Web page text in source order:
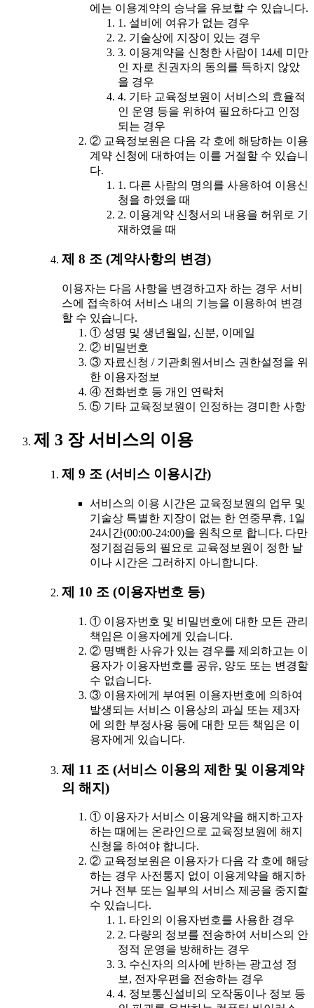
에는 이용계약의 승낙을 유보할 수 있습니다.
1. 설비에 여유가 없는 경우
2. 기술상에 지장이 있는 경우
3. 이용계약을 신청한 사람이 14세 미만
인 자로 친권자의 동의를 득하지 않았
을 경우
4. 기타 교육정보원이 서비스의 효율적
인 운영 등을 위하여 필요하다고 인정
되는 경우
② 교육정보원은 다음 각 호에 해당하는 이용
계약 신청에 대하여는 이를 거절할 수 있습니
다.
1. 다른 사람의 명의를 사용하여 이용신
청을 하였을 때
2. 이용계약 신청서의 내용을 허위로 기
재하였을 때
제 8 조 (계약사항의 변경)
이용자는 다음 사항을 변경하고자 하는 경우 서비
스에 접속하여 서비스 내의 기능을 이용하여 변경
할 수 있습니다.
① 성명 및 생년월일, 신분, 이메일
② 비밀번호
③ 자료신청 / 기관회원서비스 권한설정을 위
한 이용자정보
④ 전화번호 등 개인 연락처
⑤ 기타 교육정보원이 인정하는 경미한 사항
제 3 장 서비스의 이용
제 9 조 (서비스 이용시간)
서비스의 이용 시간은 교육정보원의 업무 및
기술상 특별한 지장이 없는 한 연중무휴, 1일
24시간(00:00-24:00)을 원칙으로 합니다. 다만
정기점검등의 필요로 교육정보원이 정한 날
이나 시간은 그러하지 아니합니다.
제 10 조 (이용자번호 등)
① 이용자번호 및 비밀번호에 대한 모든 관리
책임은 이용자에게 있습니다.
② 명백한 사유가 있는 경우를 제외하고는 이
용자가 이용자번호를 공유, 양도 또는 변경할
수 없습니다.
③ 이용자에게 부여된 이용자번호에 의하여
발생되는 서비스 이용상의 과실 또는 제3자
에 의한 부정사용 등에 대한 모든 책임은 이
용자에게 있습니다.
제 11 조 (서비스 이용의 제한 및 이용계약
의 해지)
① 이용자가 서비스 이용계약을 해지하고자
하는 때에는 온라인으로 교육정보원에 해지
신청을 하여야 합니다.
② 교육정보원은 이용자가 다음 각 호에 해당
하는 경우 사전통지 없이 이용계약을 해지하
거나 전부 또는 일부의 서비스 제공을 중지할
수 있습니다.
1. 타인의 이용자번호를 사용한 경우
2. 다량의 정보를 전송하여 서비스의 안
정적 운영을 방해하는 경우
3. 수신자의 의사에 반하는 광고성 정
보, 전자우편을 전송하는 경우
4. 정보통신설비의 오작동이나 정보 등